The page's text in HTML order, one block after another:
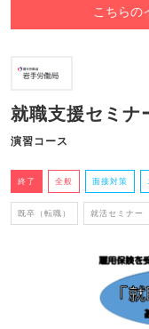
こちらの
就職支援セミ
演習コース
終了 全般 面接対策
既卒（転職） 就活セミナー